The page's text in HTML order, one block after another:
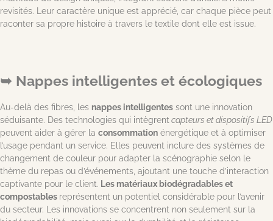
revisités. Leur caractère unique est apprécié, car chaque pièce peut
raconter sa propre histoire à travers le textile dont elle est issue.
Nappes intelligentes et écologiques
Au-delà des fibres, les nappes intelligentes sont une innovation
séduisante. Des technologies qui intègrent capteurs et dispositifs LED
peuvent aider à gérer la consommation énergétique et à optimiser
l’usage pendant un service. Elles peuvent inclure des systèmes de
changement de couleur pour adapter la scénographie selon le
thème du repas ou d’événements, ajoutant une touche d’interaction
captivante pour le client. Les matériaux biodégradables et
compostables représentent un potentiel considérable pour l’avenir
du secteur. Les innovations se concentrent non seulement sur la